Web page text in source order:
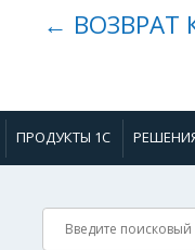
← ВОЗВРАТ
ПРОДУКТЫ 1С